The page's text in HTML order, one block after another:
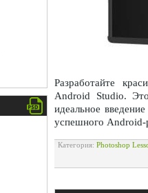
Разработайте
Android Studio.
идеальное
успешного Android-
Категория: Photoshop